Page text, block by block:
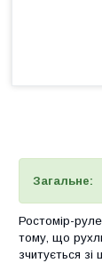
Загальне:
Ростомір-
тому, що
зчитується зі